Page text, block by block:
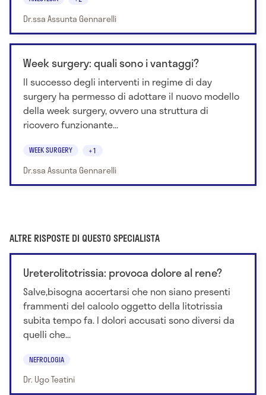
Dr.ssa Assunta Gennarelli
Week surgery: quali sono i vantaggi?
Il successo degli interventi in regime di day
surgery ha permesso di adottare il nuovo modello
della week surgery, ovvero una struttura di
ricovero funzionante...
WEEK SURGERY +1
Dr.ssa Assunta Gennarelli
ALTRE RISPOSTE DI QUESTO SPECIALISTA
Ureterolitotrissia: provoca dolore al rene?
Salve,bisogna accertarsi che non siano presenti
frammenti del calcolo oggetto della litotrissia
subita tempo fa. I dolori accusati sono diversi da
quelli che...
NEFROLOGIA
Dr. Ugo Teatini